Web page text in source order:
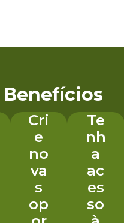
Benefícios
Cri
e
no
va
s
op
Te
nh
a
ac
es
so